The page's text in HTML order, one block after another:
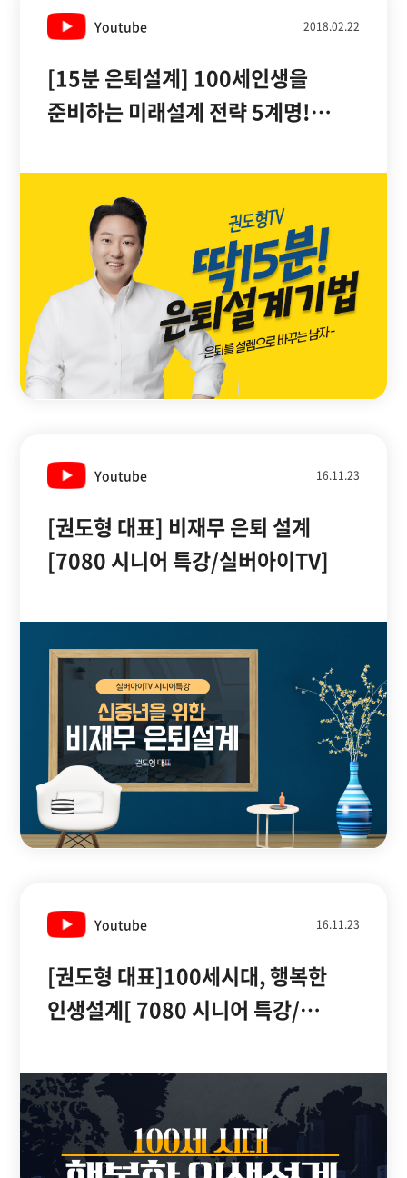
Youtube 2018.02.22
[15분 은퇴설계] 100세인생을
준비하는 미래설계 전략 5계명!
권도형 대표의 15분 임팩트 특강
Youtube 16.11.23
[권도형 대표] 비재무 은퇴 설계
[7080 시니어 특강/실버아이TV]
Youtube 16.11.23
[권도형 대표]100세시대, 행복한
인생설계[ 7080 시니어 특강/